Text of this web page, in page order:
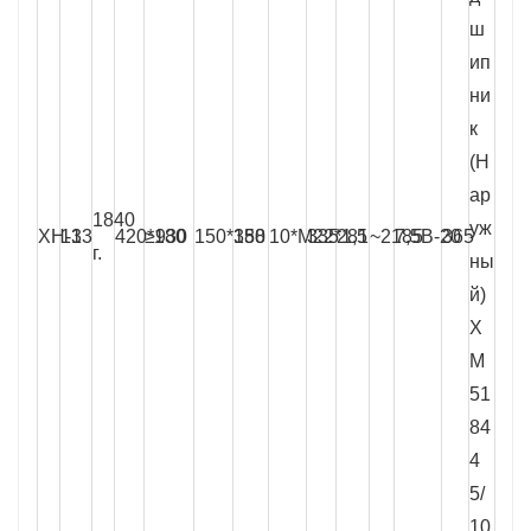
ш
ип
ни
к
(Н
ар
уж
ны
й)
Х
М
51
84
4
5/
10
ХН-13
13
1840
г.
420*180
≥930 150*150
388 10*М22*1,5
335281~21857,5В-20
365